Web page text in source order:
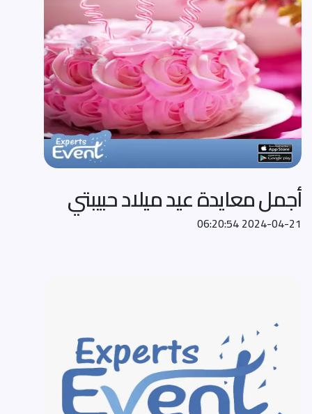
أجمل معايدة عيد ميلاد حبيبتي
2024-04-21 06:20:54